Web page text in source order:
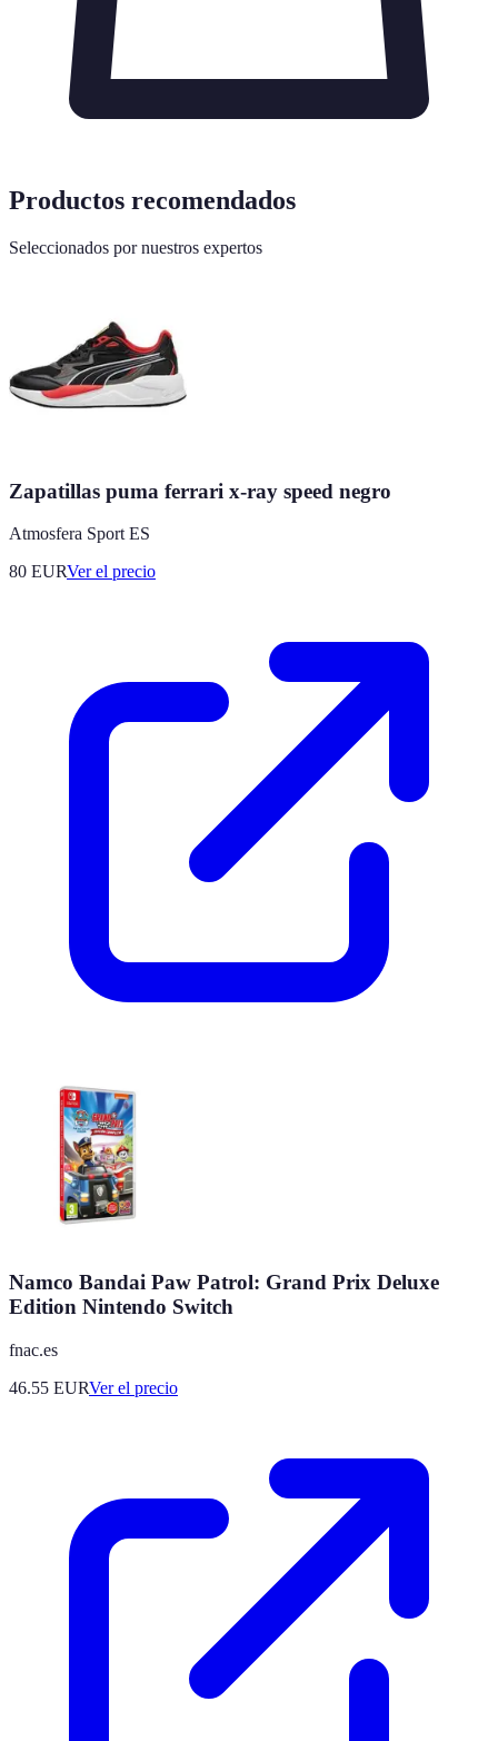
Productos recomendados
Seleccionados por nuestros expertos
Zapatillas puma ferrari x-ray speed negro
Atmosfera Sport ES
80 EURVer el precio
Namco Bandai Paw Patrol: Grand Prix Deluxe
Edition Nintendo Switch
fnac.es
46.55 EURVer el precio